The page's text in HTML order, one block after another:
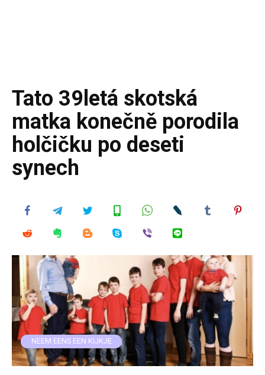
Tato 39letá skotská
matka konečně porodila
holčičku po deseti
synech
NEEM EENS EEN KIJKJE